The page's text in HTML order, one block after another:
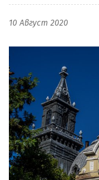
10 Август 2020